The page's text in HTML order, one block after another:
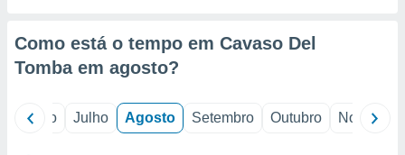
1199
Como está o tempo em Cavaso Del
Tomba em agosto?
Junho Julho Agosto Setembro Outubro Novembro